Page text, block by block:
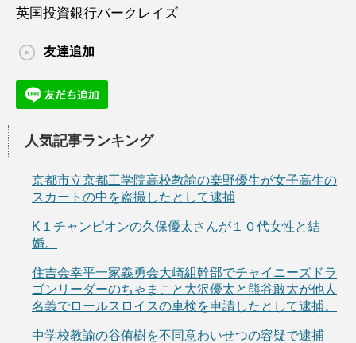
英国投資銀行バークレイズ
友達追加
人気記事ランキング
京都市立京都工学院高校教諭の桒野優生が女子高生の
スカートの中を盗撮したとして逮捕
K１チャンピオンの久保優太さんが１０代女性と結
婚。
住吉会幸平一家義勇会大崎組幹部でチャイニーズドラ
ゴンリーダーのちゃまこと大沢優太と熊谷敢太が他人
名義でロールスロイスの車検を申請したとして逮捕。
中学校教諭の谷侑樹を不同意わいせつの容疑で逮捕